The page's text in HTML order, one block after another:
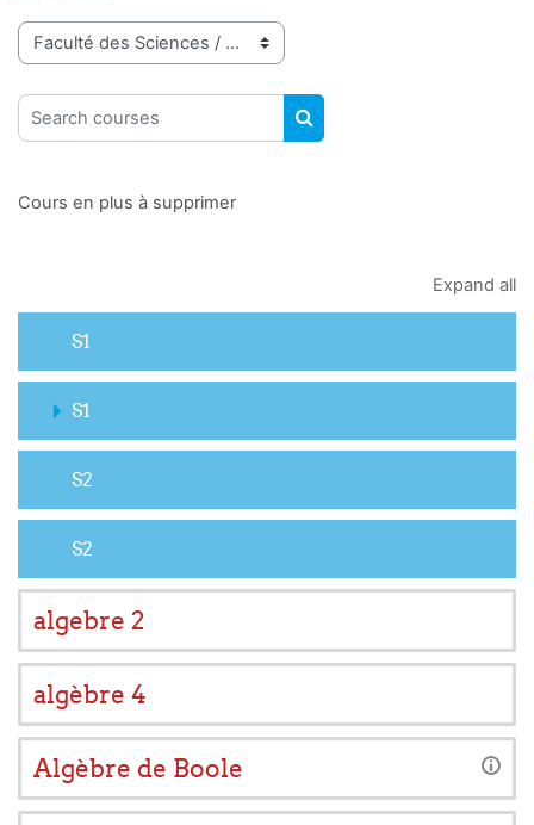
Course categories
Search courses
SEARCH COURSES
Cours en plus à supprimer
Expand all
S1
S1
S2
S2
algebre 2
algèbre 4
Algèbre de Boole